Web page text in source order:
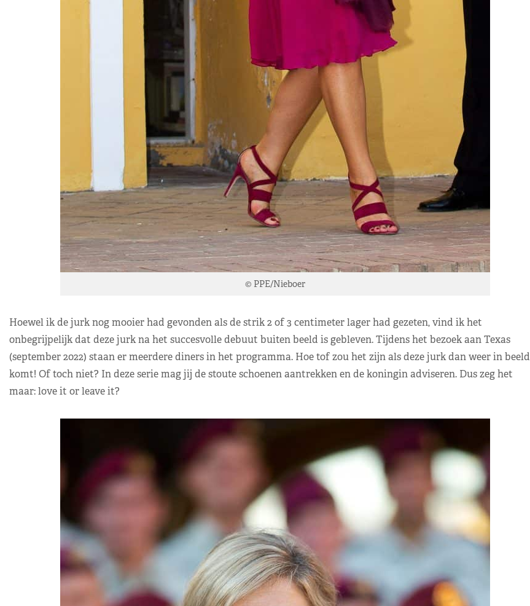
© PPE/Nieboer
Hoewel ik de jurk nog mooier had gevonden als de strik 2 of 3 centimeter lager had gezeten, vind ik het
onbegrijpelijk dat deze jurk na het succesvolle debuut buiten beeld is gebleven. Tijdens het bezoek aan Texas
(september 2022) staan er meerdere diners in het programma. Hoe tof zou het zijn als deze jurk dan weer in beeld
komt! Of toch niet? In deze serie mag jij de stoute schoenen aantrekken en de koningin adviseren. Dus zeg het
maar: love it or leave it?